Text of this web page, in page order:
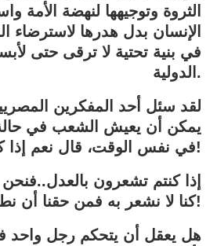
الثروة وتوجيهها لنهضة الأمة
الإنسان بدل هدرها
في بنية تحتية لا ترقى حتى
الدولية.
لقد سئل أحد المفكرين
يمكن أن يعيش الشعب في
في نفس الوقت، قال نعم إذا كان هناك عدل!
إذا كنتم تشعرون بالعدل..فنحن
كنا لا نشعر به فمن حقنا أن نطالب به!
هل يعقل أن يتحكم رجل